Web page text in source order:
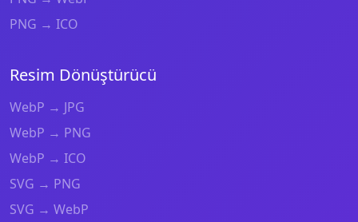
PNG → ICO
Resim Dönüştürücü
WebP → JPG
WebP → PNG
WebP → ICO
SVG → PNG
SVG → WebP